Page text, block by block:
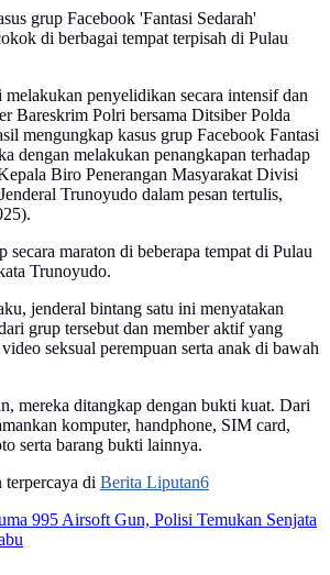
grup Facebook 'Fantasi Sedarah'
di berbagai tempat terpisah di Pulau
melakukan penyelidikan secara intensif dan
Bareskrim Polri bersama Ditsiber Polda
mengungkap kasus grup Facebook Fantasi
dengan melakukan penangkapan terhadap
Biro Penerangan Masyarakat Divisi
Trunoyudo dalam pesan tertulis,
secara maraton di beberapa tempat di Pulau
Trunoyudo.
jenderal bintang satu ini menyatakan
grup tersebut dan member aktif yang
seksual perempuan serta anak di bawah
mereka ditangkap dengan bukti kuat. Dari
komputer, handphone, SIM card,
serta barang bukti lainnya.
di Berita Liputan6
995 Airsoft Gun, Polisi Temukan Senjata